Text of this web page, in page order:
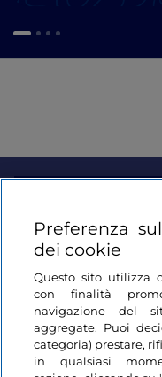
Link Utili
Login
Restiamo in contatto
Preferenza
dei cookie
Questo sito utilizza
con finalità
navigazione del
aggregate. Puoi
categoria) prestare,
in qualsiasi